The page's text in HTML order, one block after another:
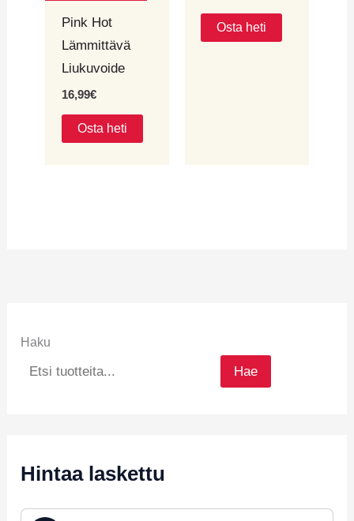
Pink Hot
Lämmittävä
Liukuvoide
16,99€
Osta heti
Osta heti
Haku
Hae
Hintaa laskettu